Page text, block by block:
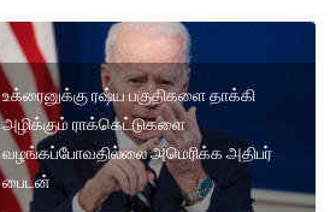
உக்ரைனுக்கு ரஷ்ய பகுதிகளை தாக்கி
அழிக்கும் ராக்கெட்டுகளை
வழங்கப்போவதில்லை அமெரிக்க அதிபர்
பைடன்